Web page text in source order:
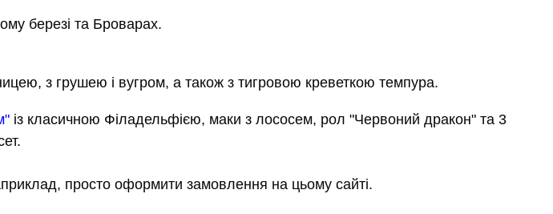
березі та Броварах.
з грушею і вугром, а також з тигровою креветкою темпура.
із класичною Філадельфією, маки з лососем, рол "Червоний дракон" та 3
просто оформити замовлення на цьому сайті.